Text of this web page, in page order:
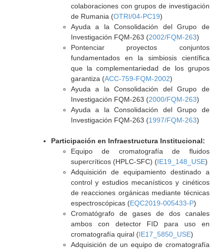
colaboraciones con grupos de investigación
de Rumania (OTRI/04-PC19)
Ayuda a la Consolidación del Grupo de
Investigación FQM-263 (2002/FQM-263)
Pontenciar proyectos conjuntos
fundamentados en la simbiosis científica
que la complementariedad de los grupos
garantiza (ACC-759-FQM-2002)
Ayuda a la Consolidación del Grupo de
Investigación FQM-263 (2000/FQM-263)
Ayuda a la Consolidación del Grupo de
Investigación FQM-263 (1997/FQM-263)
Participación en Infraestructura Institucional:
Equipo de cromatografía de fluidos
supercríticos (HPLC-SFC) (IE19_148_USE)
Adquisición de equipamiento destinado a
control y estudios mecanísticos y cinéticos
de reacciones orgánicas mediante técnicas
espectroscópicas (EQC2019-005433-P)
Cromatógrafo de gases de dos canales
ambos con detector FID para uso en
cromatografía quiral (IE17_5850_USE)
Adquisición de un equipo de cromatografía